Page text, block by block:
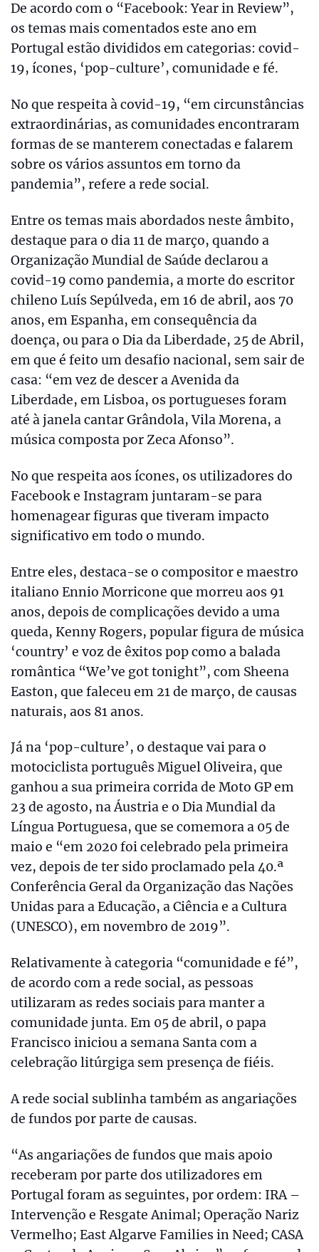
De acordo com o “Facebook: Year in Review”,
os temas mais comentados este ano em
Portugal estão divididos em categorias: covid-
19, ícones, ‘pop-culture’, comunidade e fé.
No que respeita à covid-19, “em circunstâncias
extraordinárias, as comunidades encontraram
formas de se manterem conectadas e falarem
sobre os vários assuntos em torno da
pandemia”, refere a rede social.
Entre os temas mais abordados neste âmbito,
destaque para o dia 11 de março, quando a
Organização Mundial de Saúde declarou a
covid-19 como pandemia, a morte do escritor
chileno Luís Sepúlveda, em 16 de abril, aos 70
anos, em Espanha, em consequência da
doença, ou para o Dia da Liberdade, 25 de Abril,
em que é feito um desafio nacional, sem sair de
casa: “em vez de descer a Avenida da
Liberdade, em Lisboa, os portugueses foram
até à janela cantar Grândola, Vila Morena, a
música composta por Zeca Afonso”.
No que respeita aos ícones, os utilizadores do
Facebook e Instagram juntaram-se para
homenagear figuras que tiveram impacto
significativo em todo o mundo.
Entre eles, destaca-se o compositor e maestro
italiano Ennio Morricone que morreu aos 91
anos, depois de complicações devido a uma
queda, Kenny Rogers, popular figura de música
‘country’ e voz de êxitos pop como a balada
romântica “We’ve got tonight”, com Sheena
Easton, que faleceu em 21 de março, de causas
naturais, aos 81 anos.
Já na ‘pop-culture’, o destaque vai para o
motociclista português Miguel Oliveira, que
ganhou a sua primeira corrida de Moto GP em
23 de agosto, na Áustria e o Dia Mundial da
Língua Portuguesa, que se comemora a 05 de
maio e “em 2020 foi celebrado pela primeira
vez, depois de ter sido proclamado pela 40.ª
Conferência Geral da Organização das Nações
Unidas para a Educação, a Ciência e a Cultura
(UNESCO), em novembro de 2019”.
Relativamente à categoria “comunidade e fé”,
de acordo com a rede social, as pessoas
utilizaram as redes sociais para manter a
comunidade junta. Em 05 de abril, o papa
Francisco iniciou a semana Santa com a
celebração litúrgiga sem presença de fiéis.
A rede social sublinha também as angariações
de fundos por parte de causas.
“As angariações de fundos que mais apoio
receberam por parte dos utilizadores em
Portugal foram as seguintes, por ordem: IRA –
Intervenção e Resgate Animal; Operação Nariz
Vermelho; East Algarve Families in Need; CASA